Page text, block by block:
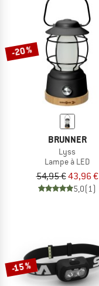
-20 %
BRUNNER
Lyss
Lampe à LED
54,95 €43,96 €
5,0(1)
-15 %